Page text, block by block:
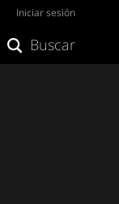
Iniciar sesión
Buscar